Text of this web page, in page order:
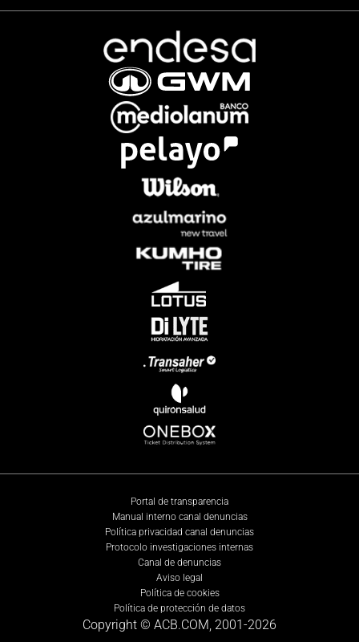
Portal de transparencia
Manual interno canal denuncias
Política privacidad canal denuncias
Protocolo investigaciones internas
Canal de denuncias
Aviso legal
Política de cookies
Política de protección de datos
Copyright © ACB.COM, 2001-2026